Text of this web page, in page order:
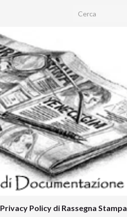
Search for:
Privacy Policy di Rassegna Stampa